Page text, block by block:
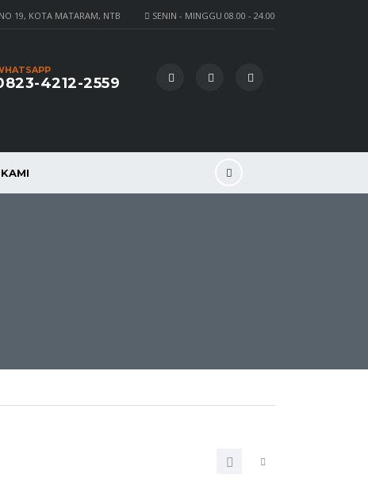
SENIN - MINGGU 08.00 - 24.00
19, KOTA MATARAM, NTB
4212-2559